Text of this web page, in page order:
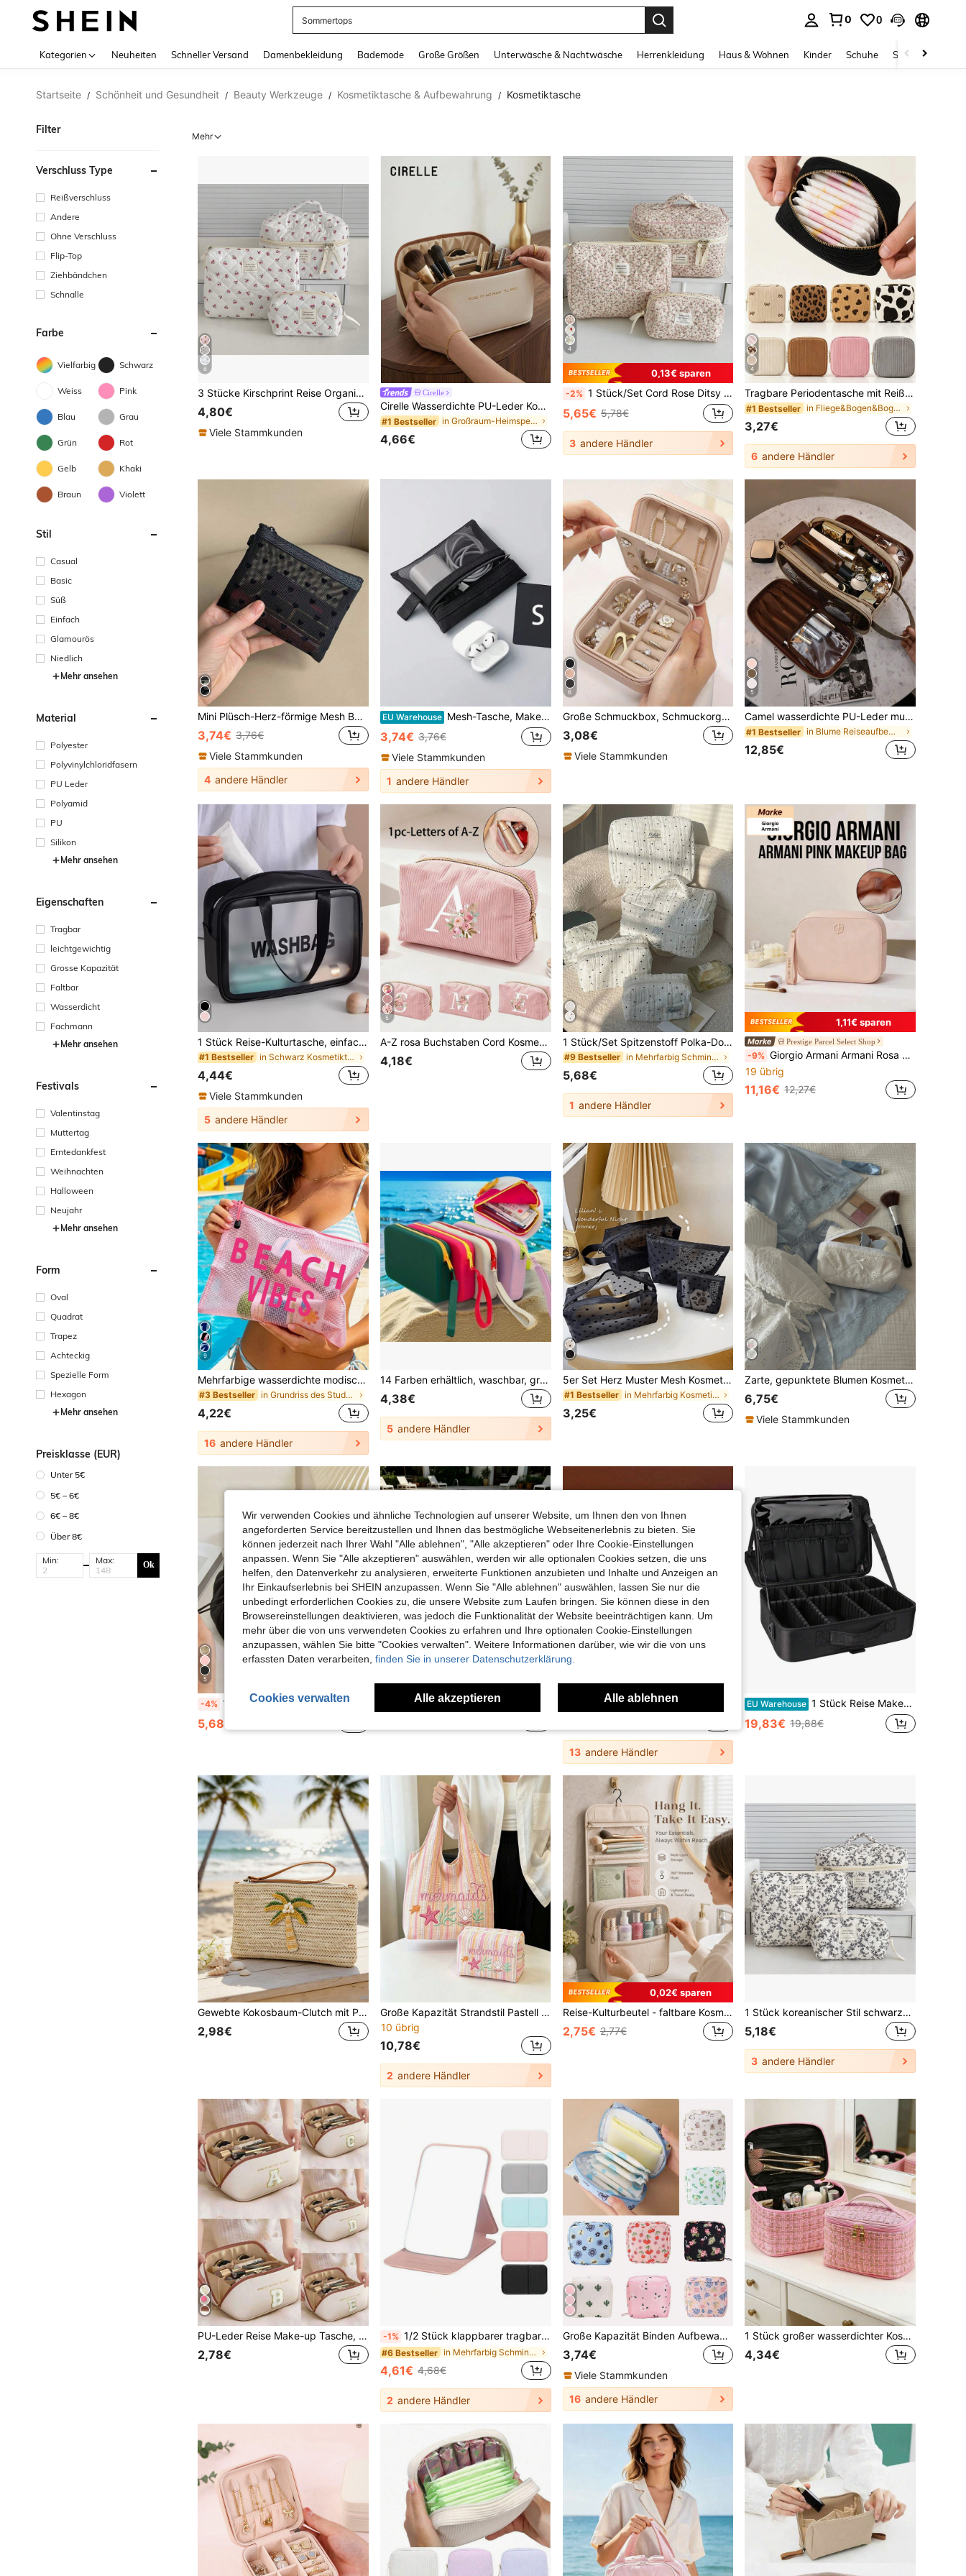
Sommertops
0 0
Kategorien Neuheiten Schneller Versand Damenbekleidung Bademode Große Größen Unterwäsche & Nachtwäsche Herrenkleidung Haus & Wohnen Kinder Schuhe Schmuck &
Startseite / Schönheit und Gesundheit / Beauty Werkzeuge / Kosmetiktasche & Aufbewahrung / Kosmetiktasche
Filter
Verschluss Type
Reißverschluss
Andere
Ohne Verschluss
Flip-Top
Ziehbändchen
Schnalle
Farbe
Vielfarbig Schwarz
Weiss Pink
Blau Grau
Grün Rot
Gelb Khaki
Braun Violett
Stil
Casual
Basic
Süß
Einfach
Glamourös
Niedlich
Mehr ansehen
Material
Polyester
Polyvinylchloridfasern
PU Leder
Polyamid
PU
Silikon
Mehr ansehen
Eigenschaften
Tragbar
leichtgewichtig
Grosse Kapazität
Faltbar
Wasserdicht
Fachmann
Mehr ansehen
Festivals
Valentinstag
Muttertag
Erntedankfest
Weihnachten
Halloween
Neujahr
Mehr ansehen
Form
Oval
Quadrat
Trapez
Achteckig
Spezielle Form
Hexagon
Mehr ansehen
Preisklasse (EUR)
Unter 5€
5€ – 6€
6€ – 8€
Über 8€
Min: Max: Ok
Mehr
6
3 Stücke Kirschprint Reise Organizer Set - Große Kapazität Kosmetiktasche, tragbare Make-up & Kulturbeutel mit Reißverschluss, leicht, geeignet für Camping und Wochenendtrips, Camping Zubehör Kosmetiktasche, modische hochwertige Aufbewahrungstasche, tragbare Hautpflege Tasche mit großer Kapazität
4,80€
Viele Stammkunden
Cirelle
Cirelle Wasserdichte PU-Leder Kosmetiktasche, Make-up Organizer Tasche, tragbare Kulturtasche, wasserdichte PU Hautpflege Aufbewahrungstasche, Großraum Doppelschicht Make-up Tasche mit Fächern, geräumige Kulturtasche mit Unterteilungen
#1 Bestseller in Großraum-Heimspeicher Kosmetiktaschen & -koffer
4,66€
4
0,13€ sparen
-2% 1 Stück/Set Cord Rose Ditsy Blumenmuster Multifunktionale Kosmetiktasche, Make-up Tasche, Make-up Tasche, Kulturbeutel, Reise, tragbar, leicht, langanhaltend
5,65€ 5,78€
3 andere Händler
4
Tragbare Periodentasche mit Reißverschluss, Aufbewahrungstasche für Damenbinden und Tampons, vielseitige Kosmetiktasche, Strand, Schulanfang, Reise-Essentials, Zubehör
#1 Bestseller in Fliege&Bogen&Bogen&Großer Bogen&Bogen Reiseaufb
3,27€
6 andere Händler
Mini Plüsch-Herz-förmige Mesh Beige Münzbörse, Lippenstift Organizer Tasche, Rosa Heim Schlafzimmer Schreibtisch Dekoration Reisebedarf, Hochzeit Heim Dekoration, Geburtstag, Pilz Neujahr Accessoire Geschenk, Tasche, Make-up Tasche, Reiseessentiell
3,74€ 3,76€
Viele Stammkunden
4 andere Händler
EU Warehouse Mesh-Tasche, Make-up-Tasche mit Reißverschluss Kosmetik-Organizer-Tasche für den täglichen Gebrauch oder zum Reisen, um kleine Gegenstände aufzubewahren, 1 Stück schwarze Datenkabel-Aufbewahrungstasche und Make-up-Tasche Toilettenartikel-Aufbewahrungstasche, halbtransparente Mesh-Klassik-Reise-Tasche Make-up-Reise-Kulturtasche-Organizer Klar Geschenke Aufbewahrung Reißverschluss Accessoires Nageltaschen, Make-up-Tasche, Schreibtisch-Organizer, Kosmetiktasche, Make-up-Tasche, Make-up-Taschen, kleine Make-up-Tasche, Weihnachtsgeschenke, Tasche / kleine Handtasche, Make-up-Organizer, Mini-Tasche, Tasche mit großer Kapazität, Geschenke Weihnachtsgeschenke, Tasche, Make-up-Tasche
3,74€ 3,76€
Viele Stammkunden
1 andere Händler
6
Große Schmuckbox, Schmuckorganizer, Multifunktions-Schmuckaufbewahrungsbox, Geschenk für Frauen, Weihnachtsgeschenk, Beutel, Make-up Beutel, Reiseessentiell
3,08€
Viele Stammkunden
5
Camel wasserdichte PU-Leder multifunktionale Make-up Tasche, doppelschichtige große Kapazität tragbare Reise-Kulturtasche mit Griff, Make-up Pinsel Organizer, Herren Business Kulturtasche, Schulanfang, Winterurlaub Kosmetik Aufbewahrungstasche, ideales Geschenk
#1 Bestseller in Blume Reiseaufbewahrung
12,85€
1 Stück Reise-Kulturtasche, einfache Buchstaben-Grafik, wasserdicht, große Kapazität, Make-up-Organizer für Reisen, Boho-Vibes, für Urlaub am Strand, Badezimmer-Kollektion, Schlafzimmer-Kollektion, große Kapazität, Make-up-Tasche, Geburtstagsgeschenk
#1 Bestseller in Schwarz Kosmetiktaschen
4,44€
Viele Stammkunden
5 andere Händler
5
A-Z rosa Buchstaben Cord Kosmetiktasche, faltbarer großer Kapazität Make-up Organizer mit glattem Reißverschluss, tragbare personalisierte Kulturbeutel, rosa weißes Buchstaben Design Aufbewahrungstasche, perfekt für Schulanfang & Urlaub, Geschenk für Freundinnen Brautjungfern, ästhetisch
4,18€
1 Stück/Set Spitzenstoff Polka-Dot gestreiftes Muster flauschig weiche Kosmetiktasche, Make-up-Tasche, Reißverschluss Reise-Make-up-Organizer Beutel, tragbar, leicht
#9 Bestseller in Mehrfarbig Schminktaschen
5,68€
1 andere Händler
1,11€ sparen
Prestige Parcel Select Shop
-9% Giorgio Armani Armani Rosa Make-up Tasche, 16,5*21cm, elegante Leder Make-up Tasche, Aufbewahrung für tägliche Beauty Essentials, luxuriöses Design, geeignet für den persönlichen Gebrauch oder als Geschenk
19 übrig
11,16€ 12,27€
9
Mehrfarbige wasserdichte modische Mesh-Strandtasche, Kosmetiktasche mit "Beach Vibes"-Muster, Strandthema, transparente Kosmetiktasche mit großer Kapazität, - leicht, Frühjahrs-/Sommeraufbewahrung, geeignet zum Schwimmen, Strand, Tauchen und Sommerurlaub, Schülerrückkehr zur Schule, leichte Sonnenschutz-Aufbewahrungstasche, geeignet für Freunde, Familie, beste Freunde, Klassenkameraden. Perfekt als Geburtstags-, Feiertags-, Party-, Hochzeits-(Brautjungfer), Muttertags-, Lehrertagsgeschenk und Souvenir
#3 Bestseller in Grundriss des Studentenwohnheims Kosmetiktasche
4,22€
16 andere Händler
14 Farben erhältlich, waschbar, großvolumige Silikon-Kosmetiktasche, Strandtasche, Make-up-Organizer, Strandclutch, Raumdekoration, Taschen, Kosmetiktasche, Schminktisch, Reise, Make-up-Tasche, Reiseaccessoires, Organizer, Aufbewahrung, Reiseaccessoire, Make-up-Organizer
4,38€
5 andere Händler
5er Set Herz Muster Mesh Kosmetiktasche, Mesh Make-up Tasche mit vollständigem Herz Muster, Reißverschluss Tasche/Kulturtasche, tragbare Mesh Organizer Tasche, geeignet für Zuhause, Büro, Reisen (Schwarz), tolles Weihnachtsgeschenk, Boho-Stil, Geschenk für Frauen
#1 Bestseller in Mehrfarbig Kosmetiktaschen & -koffer
3,25€
Zarte, gepunktete Blumen Kosmetiktasche, großvolumige, tragbare Kulturtasche für die Reise, süßes Mädchen Muster Makeup Tasche zur Aufbewahrung von Lippenstift und Binden, Abschluss- und Rückkehr zur Schule Utensilien
6,75€
Viele Stammkunden
5
-4% 1 Stück Kosmetiktasche mit Kordelzug, tragbare Reise-Organizer-Tasche, zufälliger Kordelzugverschluss, kann Kosmetika, Reiseartikel aufbewahren, tolles Geschenk, auch geeignet für Maniküre, Raumdekoration, Taschen, Kosmetiktaschen, Reisen, Kulturtasche, Reiseaccessoires, Aufbewahrungstasche, Make-up-Tasche, Kulturbeutel
5,68€
13 andere Händler
EU Warehouse 1 Stück Reise Make-up Koffer, Kosmetik Aufbewahrungsbox, tragbare Make-up Künstler Organizer Tasche mit verstellbaren Unterteilungen, kann Kosmetik, Make-up Pinsel, Toilettenartikel, Schmuck, digitales Zubehör aufbewahren, kann auch als Raumdekoration, Tasche, Make-up Tasche, Reiseessential verwendet werden
19,83€ 19,88€
Gewebte Kokosbaum-Clutch mit Perlen, bohemisches Strand-Stroh-Handgelenk-Portemonnaie, multifunktionale Aufbewahrungstasche, Make-up-Tasche, exquisite Perlendekoration mit farbenfrohem Perlen-Zitronen-Akzent, Sommer-Strand-Reise- und Urlaubs-Stroh-Clutch, ideal für lässige Ausflüge und Strandpartys, geeignet für Frauen und Teenager, perfektes Geschenk für Frühlingsferien, Ostern und Sommer, Strand-Clutch, Handgelenk-Clutch und Urlaubs-Clutch, multifunktionale Wahl für Muttertags- und Lehrertagsgeschenke
2,98€
Große Kapazität Strandstil Pastell gestreifte Schultertasche mit passender Mini-Aufbewahrungstasche Große rosa und weiß gestreifte Leinwand-Schultertasche, süßes Meerjungfrau-Ozean-Stickerei-Muster, Sommer-Strand-Reise-Tragetaschen-Set, Damenstil, faltbare Leinwand-Schultertasche, wasserdicht und sandresistent Reise-Tasche, Sommer-Essential, geeignet für Strand-Reisen, Pool-Partys, Einkaufen und tägliche Nutzung, perfekt für Frauen, Reisende und Strandliebhaber, ideal für Sommerurlaub, Ostern, Schulanfang, Feiertage und Geschenke
10 übrig
10,78€
2 andere Händler
0,02€ sparen
Reise-Kulturbeutel - faltbare Kosmetik-, Hautpflege-, Rasierer- und Körperpflege-Aufbewahrungstasche; mit Haken-Design, geräumigem Innenraum. In mehreren Farben erhältlich; Unisex Reise-Essential.
2,75€ 2,77€
1 Stück koreanischer Stil schwarze Blumen Kosmetiktasche, große & mini Blumenmuster Reise Make-up Tasche für Frauen, Reißverschluss Öffnungsdesign, geeignet zum Aufbewahren von Kosmetika, Lippenstift, Schmuck, Taschentüchern, Damenbinden usw.
5,18€
3 andere Händler
PU-Leder Reise Make-up Tasche, wasserdichte bedruckte Kosmetiktasche, Makeup Tasche mit großer Kapazität und mehreren Fächern, Reißverschlusstasche, tragbare Reise Organizer Tasche, wasserdichte multifunktionale Tasche für Kosmetikaufbewahrung und -organisation, Reisezubehör
2,78€
-1% 1/2 Stück klappbarer tragbarer Make-up-Spiegel, kosmetischer Spiegel mit Ständer, Reisespiegel, Beauty-Accessoires, rechteckiger Desktop Kompakt-Spiegel, klappbar, kleiner einfacher Stil Make-up-Spiegel, tragbarer kosmetischer Touch-up-Spiegel für Frauen Mädchen Geschenk - Muttertag Make-up-Spiegel Reiseaccessoires, Reiseartikel, Urlaubsaccessoires, Schul-Accessoires, Schulanfang, Schulanfang Zubehör
#6 Bestseller in Mehrfarbig Schminktaschen
4,61€ 4,68€
2 andere Händler
Große Kapazität Binden Aufbewahrungstasche, Cartoon Binden Aufbewahrungstasche, tragbare Monatshygiene-Produkte Set, multifunktionale wasserdichte Tasche, Stilleinlagen Aufbewahrungstasche, Tampon Tasche, Damen Hygiene Tasche
3,74€
Viele Stammkunden
16 andere Händler
1 Stück großer wasserdichter Kosmetikbeutel, geeignet für Reisen und Aufbewahrung von Kosmetika und Make-up Pinseln, kann als Kulturtasche, Reise-Make-up-Tasche, Wohnheim-Grundausstattung, Rückkehr zur Schule verwendet werden, geeignet für Frauen und Studenten, mit Griff und Reißverschluss, kann Lippenstifte, Make-up-Pinsel, Handys, Münzen usw. aufbewahren, geeignet für Zuhause, Reisen und Schule, ein ausgezeichnetes Geschenk für Mädchen, Muttertagsgeschenk
4,34€
Wir verwenden Cookies und ähnliche Technologien auf unserer Website, um Ihnen den von Ihnen
angeforderten Service bereitzustellen und Ihnen das bestmögliche Webseitenerlebnis zu bieten. Sie
können jederzeit nach Ihrer Wahl "Alle ablehnen", "Alle akzeptieren" oder Ihre Cookie-Einstellungen
anpassen. Wenn Sie "Alle akzeptieren" auswählen, werden wir alle optionalen Cookies setzen, die uns
helfen, den Datenverkehr zu analysieren, erweiterte Funktionen anzubieten und Inhalte und Anzeigen an
Ihr Einkaufserlebnis bei SHEIN anzupassen. Wenn Sie "Alle ablehnen" auswählen, lassen Sie nur die
unbedingt erforderlichen Cookies zu, die unsere Website zum Laufen bringen. Sie können diese in den
Browsereinstellungen deaktivieren, was jedoch die Funktionalität der Website beeinträchtigen kann. Um
mehr über die von uns verwendeten Cookies zu erfahren und Ihre optionalen Cookie-Einstellungen
anzupassen, wählen Sie bitte "Cookies verwalten". Weitere Informationen darüber, wie wir die von uns
erfassten Daten verarbeiten, finden Sie in unserer Datenschutzerklärung.
Cookies verwalten Alle akzeptieren Alle ablehnen